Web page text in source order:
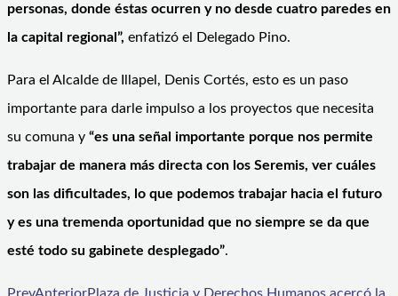
personas, donde éstas ocurren y no desde cuatro paredes en
la capital regional”, enfatizó el Delegado Pino.
Para el Alcalde de Illapel, Denis Cortés, esto es un paso
importante para darle impulso a los proyectos que necesita
su comuna y “es una señal importante porque nos permite
trabajar de manera más directa con los Seremis, ver cuáles
son las dificultades, lo que podemos trabajar hacia el futuro
y es una tremenda oportunidad que no siempre se da que
esté todo su gabinete desplegado”.
PrevAnteriorPlaza de Justicia y Derechos Humanos acercó la